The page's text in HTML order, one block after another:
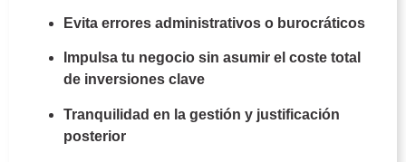
Evita errores administrativos o burocráticos
Impulsa tu negocio sin asumir el coste total
de inversiones clave
Tranquilidad en la gestión y justificación
posterior